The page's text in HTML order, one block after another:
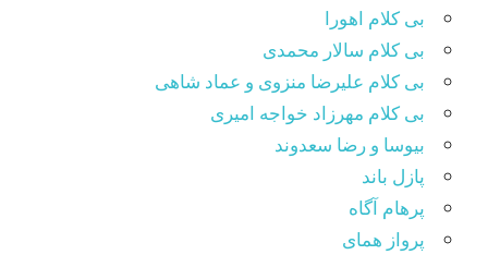
بی کلام اهورا
بی کلام سالار محمدی
بی کلام علیرضا منزوی و عماد شاهی
بی کلام مهرزاد خواجه امیری
بیوسا و رضا سعدوند
پازل باند
پرهام آگاه
پرواز همای